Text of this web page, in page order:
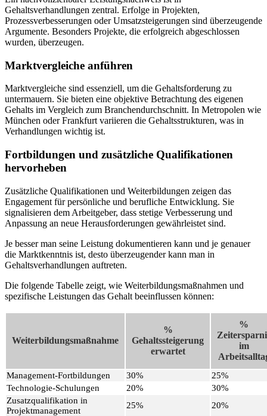
Gehaltsverhandlungen zentral. Erfolge in Projekten,
Prozessverbesserungen oder Umsatzsteigerungen sind überzeugende
Argumente. Besonders Projekte, die erfolgreich abgeschlossen
wurden, überzeugen.
Marktvergleiche anführen
Marktvergleiche sind essenziell, um die Gehaltsforderung zu
untermauern. Sie bieten eine objektive Betrachtung des eigenen
Gehalts im Vergleich zum Branchendurchschnitt. In Metropolen wie
München oder Frankfurt variieren die Gehaltsstrukturen, was in
Verhandlungen wichtig ist.
Fortbildungen und zusätzliche Qualifikationen
hervorheben
Zusätzliche Qualifikationen und Weiterbildungen zeigen das
Engagement für persönliche und berufliche Entwicklung. Sie
signalisieren dem Arbeitgeber, dass stetige Verbesserung und
Anpassung an neue Herausforderungen gewährleistet sind.
Je besser man seine Leistung dokumentieren kann und je genauer
die Marktkenntnis ist, desto überzeugender kann man in
Gehaltsverhandlungen auftreten.
Die folgende Tabelle zeigt, wie Weiterbildungsmaßnahmen und
spezifische Leistungen das Gehalt beeinflussen können:
Weiterbildungsmaßnahme
%
Gehaltssteigerung
erwartet
%
im
Management-Fortbildungen 30%
25%
Technologie-Schulungen
20%
30%
Zusatzqualifikation in
Projektmanagement
25% 20%